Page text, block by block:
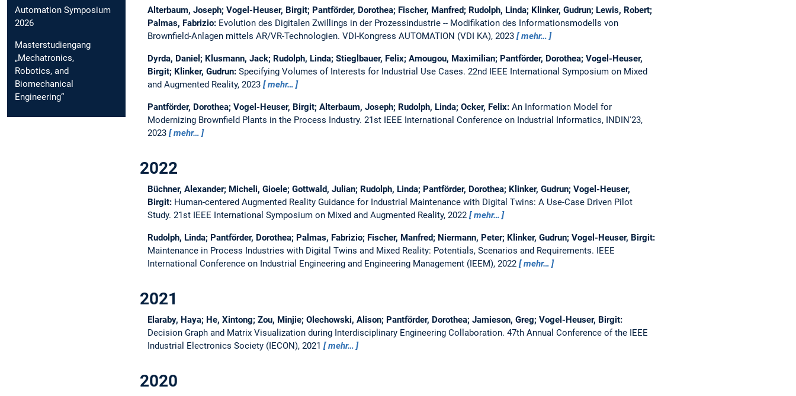
Automation Symposium
2026
Masterstudiengang
„Mechatronics,
Robotics, and
Biomechanical
Engineering“
Alterbaum, Joseph; Vogel-Heuser, Birgit; Pantförder, Dorothea; Fischer, Manfred; Rudolph, Linda; Klinker, Gudrun; Lewis, Robert;
Palmas, Fabrizio: Evolution des Digitalen Zwillings in der Prozessindustrie -- Modifikation des Informationsmodells von
Brownfield-Anlagen mittels AR/VR-Technologien. VDI-Kongress AUTOMATION (VDI KA), 2023 mehr…
Dyrda, Daniel; Klusmann, Jack; Rudolph, Linda; Stieglbauer, Felix; Amougou, Maximilian; Pantförder, Dorothea; Vogel-Heuser,
Birgit; Klinker, Gudrun: Specifying Volumes of Interests for Industrial Use Cases. 22nd IEEE International Symposium on Mixed
and Augmented Reality, 2023
mehr…
Pantförder, Dorothea; Vogel-Heuser, Birgit; Alterbaum, Joseph; Rudolph, Linda; Ocker, Felix: An Information Model for
Modernizing Brownfield Plants in the Process Industry. 21st IEEE International Conference on Industrial Informatics, INDIN'23,
2023
mehr…
2022
Büchner, Alexander; Micheli, Gioele; Gottwald, Julian; Rudolph, Linda; Pantförder, Dorothea; Klinker, Gudrun; Vogel-Heuser,
Birgit: Human-centered Augmented Reality Guidance for Industrial Maintenance with Digital Twins: A Use-Case Driven Pilot
Study. 21st IEEE International Symposium on Mixed and Augmented Reality, 2022 mehr…
Rudolph, Linda; Pantförder, Dorothea; Palmas, Fabrizio; Fischer, Manfred; Niermann, Peter; Klinker, Gudrun; Vogel-Heuser, Birgit:
Maintenance in Process Industries with Digital Twins and Mixed Reality: Potentials, Scenarios and Requirements. IEEE
International Conference on Industrial Engineering and Engineering Management (IEEM), 2022
mehr…
2021
Elaraby, Haya; He, Xintong; Zou, Minjie; Olechowski, Alison; Pantförder, Dorothea; Jamieson, Greg; Vogel-Heuser, Birgit:
Decision Graph and Matrix Visualization during Interdisciplinary Engineering Collaboration. 47th Annual Conference of the IEEE
Industrial Electronics Society (IECON), 2021
mehr…
2020